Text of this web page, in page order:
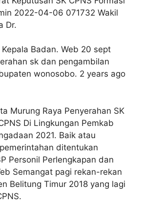
2022-04-06 071732 Wakil
Dr.
Badan. Web 20 sept
sk dan pengambilan
wonosobo. 2 years ago
Murung Raya Penyerahan SK
Di Lingkungan Pemkab
2021. Baik atau
ditentukan
Personil Perlengkapan dan
Semangat pagi rekan-rekan
Belitung Timur 2018 yang lagi